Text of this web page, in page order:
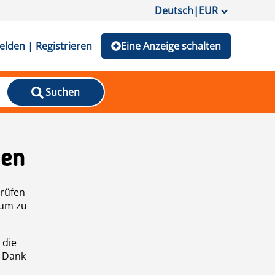
Deutsch|EUR
| Registrieren Eine Anzeige schalten
Suchen
zu
die